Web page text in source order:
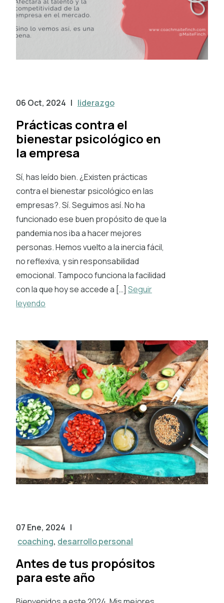
06 Oct, 2024 | liderazgo
Prácticas contra el
bienestar psicológico en
la empresa
Sí, has leído bien. ¿Existen prácticas
contra el bienestar psicológico en las
empresas?. Sí. Seguimos así. No ha
funcionado ese buen propósito de que la
pandemia nos iba a hacer mejores
personas. Hemos vuelto a la inercia fácil,
no reflexiva, y sin responsabilidad
emocional. Tampoco funciona la facilidad
con la que hoy se accede a […] Seguir
leyendo
07 Ene, 2024 |
coaching, desarrollo personal
Antes de tus propósitos
para este año